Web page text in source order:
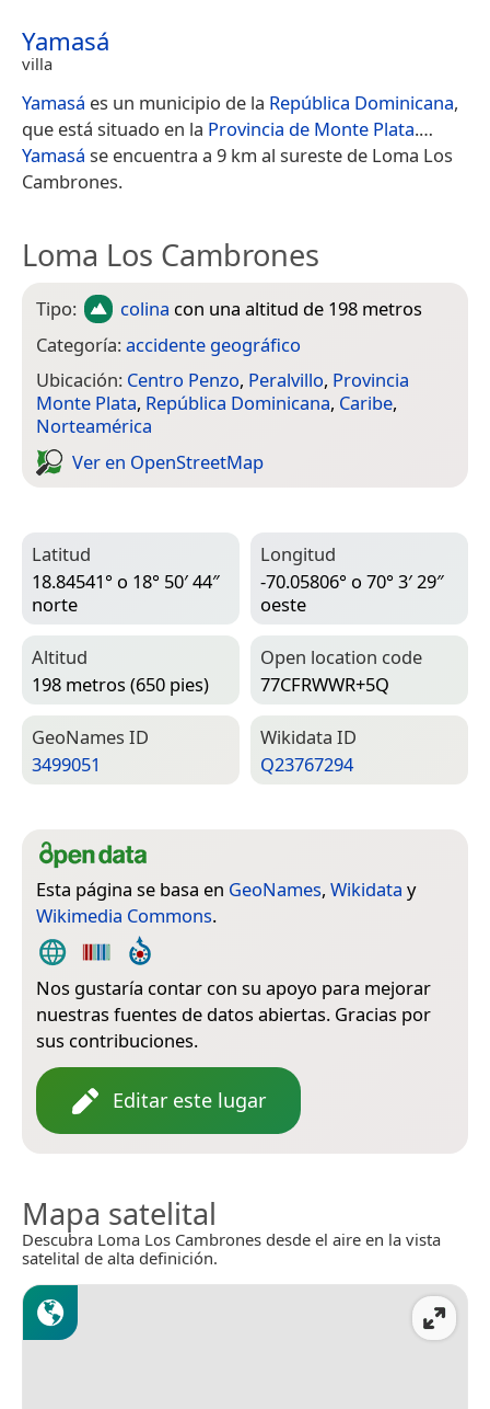
Yamasá
villa
Yamasá es un municipio de la República Dominicana,
que está situado en la Provincia de Monte Plata.​…
Yamasá se encuentra a 9 km al sureste de Loma Los
Cambrones.
Loma Los Cambrones
Tipo: colina con una altitud de 198 metros
Categoría:accidente geográfico
Ubicación: Centro Penzo, Peralvillo, Provincia
Monte Plata, República Dominicana, Caribe,
Norteamérica
Ver en Open­Street­Map
Latitud
18.84541° o 18° 50′ 44″
norte
Longitud
-70.05806° o 70° 3′ 29″
oeste
Altitud
198 metros (650 pies)
Open location code
77CFRWWR+5Q
Geo­Names ID
3499051
Wiki­data ID
Q23767294
Esta página se basa en GeoNames, Wikidata y
Wikimedia Commons.
Nos gustaría contar con su apoyo para mejorar
nuestras fuentes de datos abiertas. Gracias por
sus contribuciones.
Editar este lugar
Mapa satelital
Descubra Loma Los Cambrones desde el aire en la vista
satelital de alta definición.